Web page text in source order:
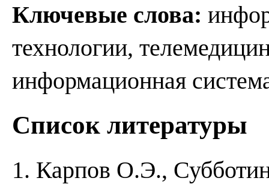
Ключевые слова:
технологии,
информационная
Список литературы
1. Карпов О.Э.,